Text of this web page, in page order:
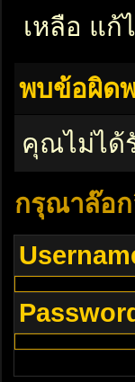
เหลือ แ
พบข้อผิด
คุณไม่ได้
กรุณาล๊อก